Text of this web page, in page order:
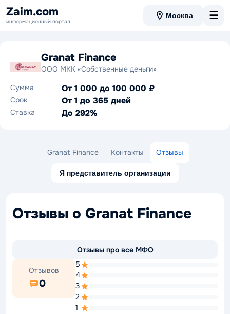
Zaim.com
информационный портал
Москва ☰
Granat Finance
ООО МКК «Собственные деньги»
Сумма
От 1 000 до 100 000 ₽
Срок От 1 до 365 дней
Ставка До 292%
Granat Finance Контакты Отзывы
Я представитель организации
Отзывы о Granat Finance
Отзывы про все МФО
Отзывов
0
5
4
3
2
1